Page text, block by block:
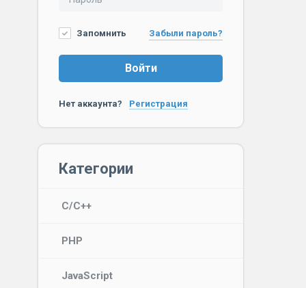
Запомнить Забыли пароль?
Войти
Нет аккаунта? Регистрация
Категории
C/C++
PHP
JavaScript